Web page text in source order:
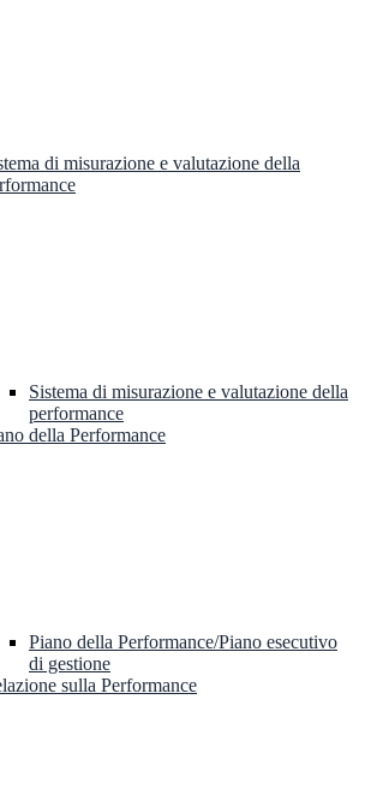
di misurazione e valutazione della
Sistema di misurazione e valutazione della
performance
della Performance
Piano della Performance/Piano esecutivo
di gestione
sulla Performance